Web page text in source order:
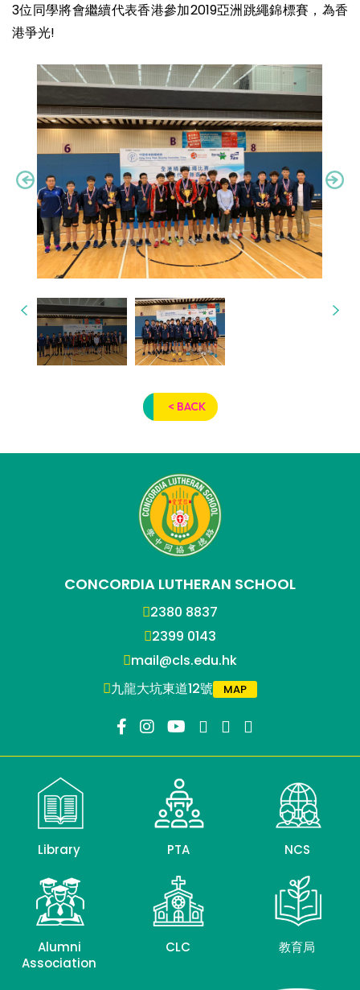
3位同學將會繼續代表香港參加2019亞洲跳繩錦標賽，為香
港爭光!
< BACK
CONCORDIA LUTHERAN SCHOOL
2380 8837
2399 0143
mail@cls.edu.hk
九龍大坑東道12號
MAP
Library PTA NCS
Alumni
Association
CLC 教育局